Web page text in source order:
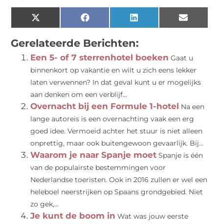
X
(Twitter)
Facebook LinkedIn Email
Gerelateerde Berichten:
Een 5- of 7 sterrenhotel boeken Gaat u
binnenkort op vakantie en wilt u zich eens lekker
laten verwennen? In dat geval kunt u er mogelijks
aan denken om een verblijf...
Overnacht bij een Formule 1-hotel Na een
lange autoreis is een overnachting vaak een erg
goed idee. Vermoeid achter het stuur is niet alleen
onprettig, maar ook buitengewoon gevaarlijk. Bij...
Waarom je naar Spanje moet Spanje is één
van de populairste bestemmingen voor
Nederlandse toeristen. Ook in 2016 zullen er wel een
heleboel neerstrijken op Spaans grondgebied. Niet
zo gek,...
Je kunt de boom in Wat was jouw eerste